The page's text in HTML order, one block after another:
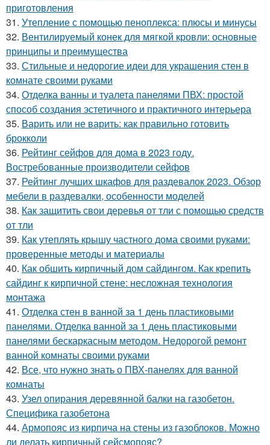
приготовления
31. Утепление с помощью пеноплекса: плюсы и минусы
32. Вентилируемый конек для мягкой кровли: основные
принципы и преимущества
33. Стильные и недорогие идеи для украшения стен в
комнате своими руками
34. Отделка ванны и туалета панелями ПВХ: простой
способ создания эстетичного и практичного интерьера
35. Варить или не варить: как правильно готовить
брокколи
36. Рейтинг сейфов для дома в 2023 году.
Востребованные производители сейфов
37. Рейтинг лучших шкафов для раздевалок 2023. Обзор
мебели в раздевалки, особенности моделей
38. Как защитить свои деревья от тли с помощью средств
от тли
39. Как утеплять крышу частного дома своими руками:
проверенные методы и материалы
40. Как обшить кирпичный дом сайдингом. Как крепить
сайдинг к кирпичной стене: несложная технология
монтажа
41. Отделка стен в ванной за 1 день пластиковыми
панелями. Отделка ванной за 1 день пластиковыми
панелями бескаркасным методом. Недорогой ремонт
ванной комнаты своими руками
42. Все, что нужно знать о ПВХ-панелях для ванной
комнаты
43. Узел опирания деревянной балки на газобетон.
Специфика газобетона
44. Армопояс из кирпича на стены из газоблоков. Можно
ли делать кирпичный сейсмопояс?